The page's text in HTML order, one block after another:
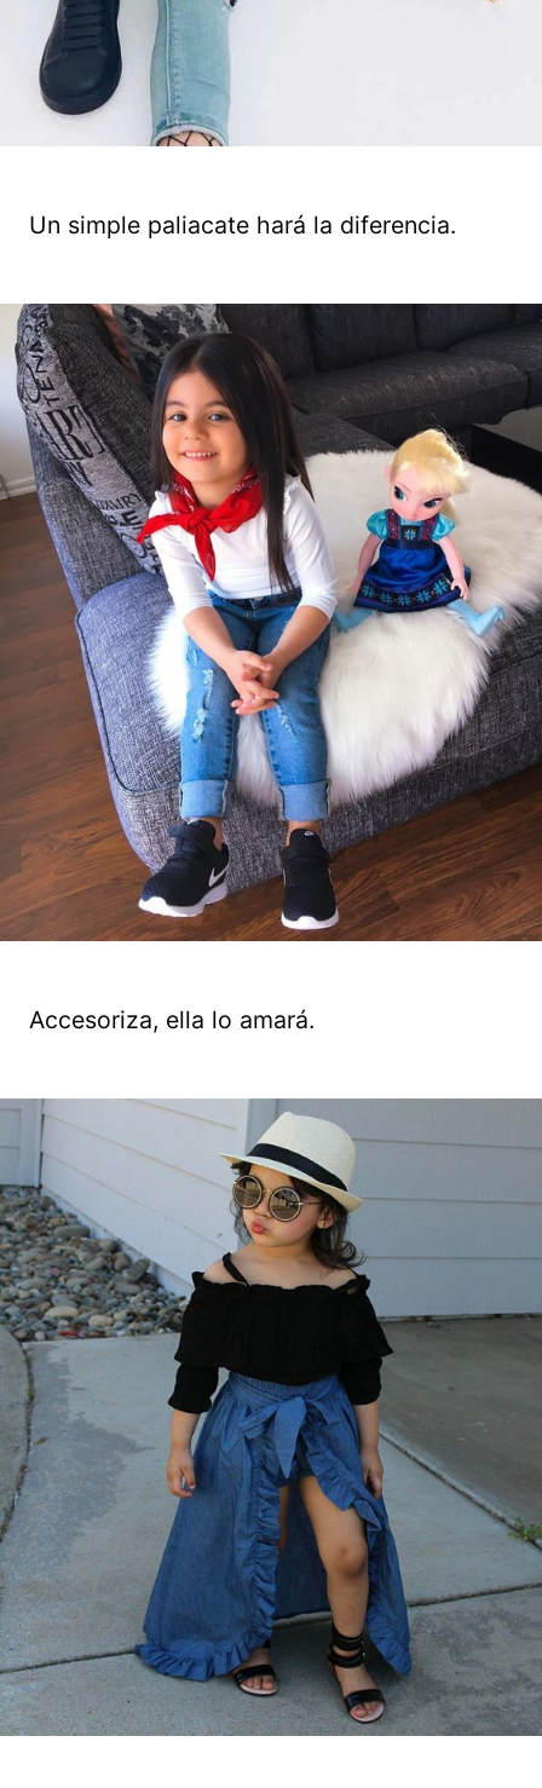
Un simple paliacate hará la diferencia.
Accesoriza, ella lo amará.